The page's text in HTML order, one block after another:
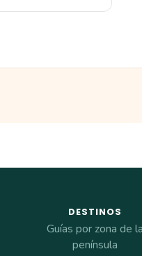
DESTINOS
Guías por zona de la
península